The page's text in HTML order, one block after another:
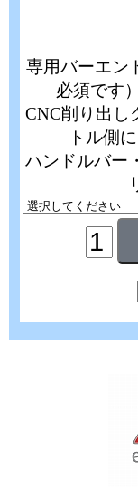
専用バーエン
必須です）
CNC削り出し
トル側
ハンドルバー